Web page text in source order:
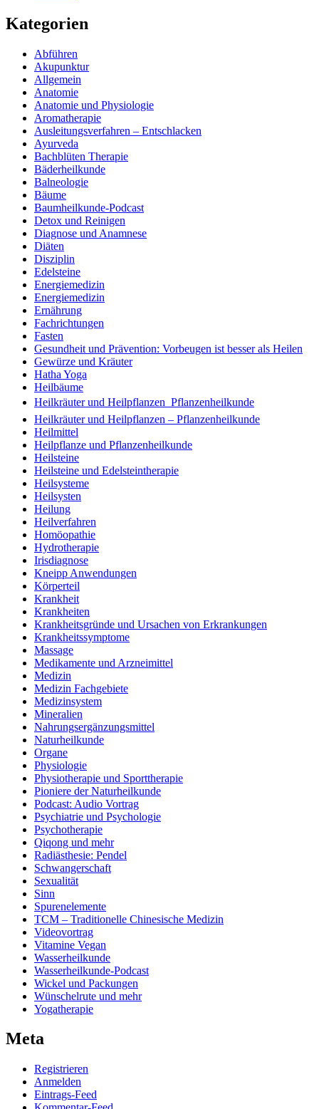
Kategorien
Abführen
Akupunktur
Allgemein
Anatomie
Anatomie und Physiologie
Aromatherapie
Ausleitungsverfahren – Entschlacken
Ayurveda
Bachblüten Therapie
Bäderheilkunde
Balneologie
Bäume
Baumheilkunde-Podcast
Detox und Reinigen
Diagnose und Anamnese
Diäten
Disziplin
Edelsteine
Energiemedizin
Energiemedizin
Ernährung
Fachrichtungen
Fasten
Gesundheit und Prävention: Vorbeugen ist besser als Heilen
Gewürze und Kräuter
Hatha Yoga
Heilbäume
Heilkräuter und Heilpflanzen  Pflanzenheilkunde
Heilkräuter und Heilpflanzen – Pflanzenheilkunde
Heilmittel
Heilpflanze und Pflanzenheilkunde
Heilsteine
Heilsteine und Edelsteintherapie
Heilsysteme
Heilsysten
Heilung
Heilverfahren
Homöopathie
Hydrotherapie
Irisdiagnose
Kneipp Anwendungen
Körperteil
Krankheit
Krankheiten
Krankheitsgründe und Ursachen von Erkrankungen
Krankheitssymptome
Massage
Medikamente und Arzneimittel
Medizin
Medizin Fachgebiete
Medizinsystem
Mineralien
Nahrungsergänzungsmittel
Naturheilkunde
Organe
Physiologie
Physiotherapie und Sporttherapie
Pioniere der Naturheilkunde
Podcast: Audio Vortrag
Psychiatrie und Psychologie
Psychotherapie
Qiqong und mehr
Radiästhesie: Pendel
Schwangerschaft
Sexualität
Sinn
Spurenelemente
TCM – Traditionelle Chinesische Medizin
Videovortrag
Vitamine Vegan
Wasserheilkunde
Wasserheilkunde-Podcast
Wickel und Packungen
Wünschelrute und mehr
Yogatherapie
Meta
Registrieren
Anmelden
Eintrags-Feed